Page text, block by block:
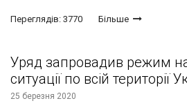
Переглядів: 3770 Більше
Уряд запровадив режим
ситуації по всій території
25 березня 2020